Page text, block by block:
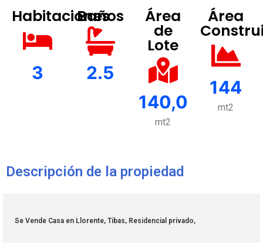
Habitaciones
3
Baños
2.5
Área
de
Lote
140,0
mt2
Área
144
mt2
Descripción de la propiedad
Se Vende Casa en Llorente, Tibas, Residencial privado,